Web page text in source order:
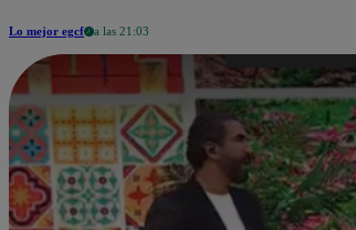
Lo mejor egcf a las 21:03